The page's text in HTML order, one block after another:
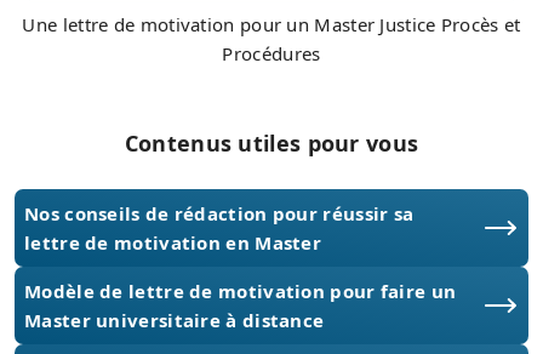
Une lettre de motivation pour un Master Justice Procès et
Procédures
Contenus utiles pour vous
Nos conseils de rédaction pour réussir sa
lettre de motivation en Master
Modèle de lettre de motivation pour faire un
Master universitaire à distance